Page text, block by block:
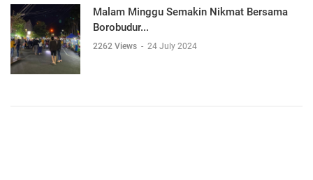
Malam Minggu Semakin Nikmat Bersama
Borobudur...
2262 Views - 24 July 2024